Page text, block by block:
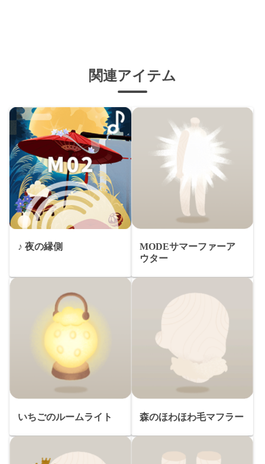
関連アイテム
♪ 夜の縁側
MODEサマーファーア
ウター
いちごのルームライト 森のほわほわ毛マフラー